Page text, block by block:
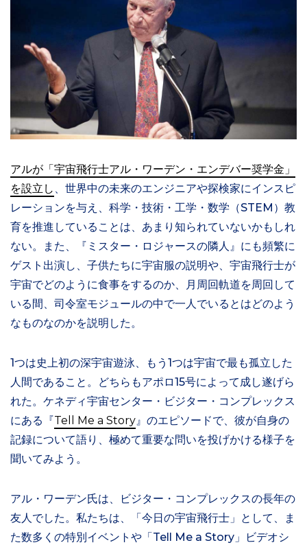
アルが「宇宙飛行士アル・ワーデン・エンデバー奨学金」
を設立し 、世界中の未来のエンジニアや探検家にインスピ
レーションを与え、科学・技術・工学・数学（STEM）教
育を推進していることは、あまり知られていないかもしれ
ない。また、『ミスター・ロジャースの隣人』にも頻繁に
ゲスト出演し、子供たちに宇宙服の説明や、宇宙飛行士が
宇宙でどのように食事をするのか、月周回軌道を周回して
いる間、司令室モジュールの中で一人でいるとはどのよう
なものなのかを説明した。
1つは史上初の深宇宙遊泳、もう1つは宇宙で最も孤立した
人間であること。どちらもアポロ15号によって成し遂げら
れた。ケネディ宇宙センター・ビジター・コンプレックス
にある『Tell Me a Story』のエピソードで、彼が自身の
記録について語り、極めて重要な問いを投げかける様子を
聞いてみよう。
アル・ワーデン氏は、ビジター・コンプレックスの長年の
友人でした。私たちは、「今日の宇宙飛行士」として、ま
た数多くの特別イベントや「Tell Me a Story」ビデオシ